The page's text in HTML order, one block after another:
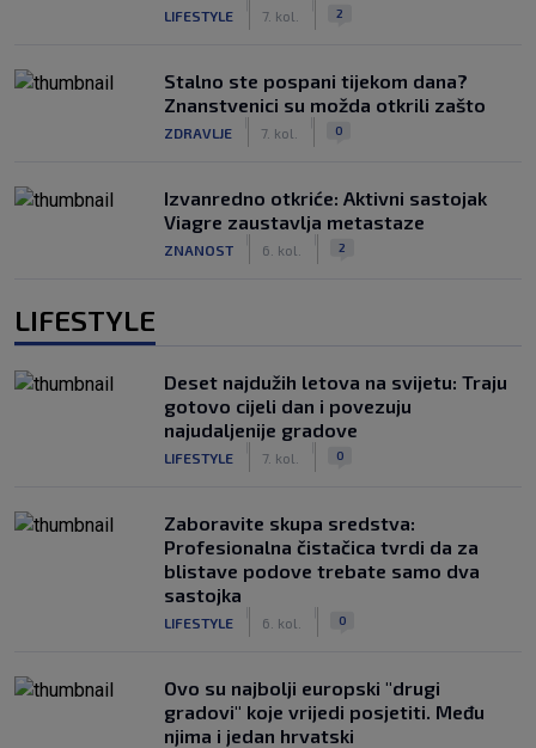
LIFESTYLE 7. kol. 2
Stalno ste pospani tijekom dana?
Znanstvenici su možda otkrili zašto
ZDRAVLJE 7. kol. 0
Izvanredno otkriće: Aktivni sastojak
Viagre zaustavlja metastaze
ZNANOST 6. kol. 2
LIFESTYLE
Deset najdužih letova na svijetu: Traju
gotovo cijeli dan i povezuju
najudaljenije gradove
LIFESTYLE 7. kol. 0
Zaboravite skupa sredstva:
Profesionalna čistačica tvrdi da za
blistave podove trebate samo dva
sastojka
LIFESTYLE 6. kol. 0
Ovo su najbolji europski "drugi
gradovi" koje vrijedi posjetiti. Među
njima i jedan hrvatski